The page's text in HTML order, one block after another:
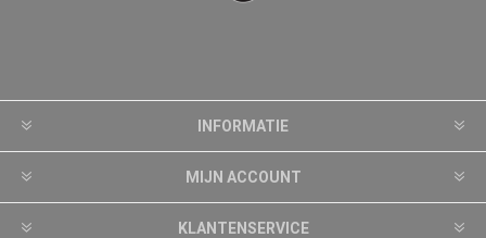
INFORMATIE
MIJN ACCOUNT
KLANTENSERVICE